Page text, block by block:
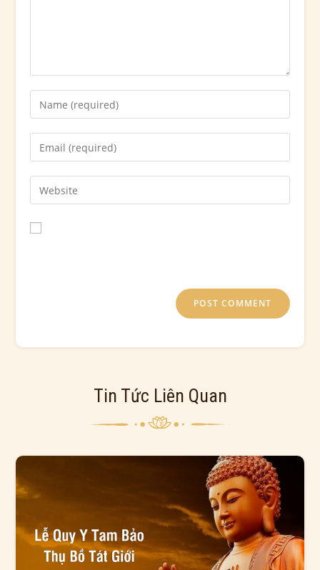
Tin Tức Liên Quan